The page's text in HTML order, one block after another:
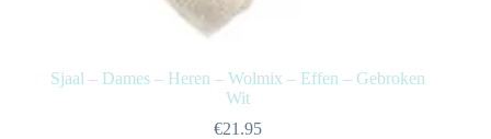
Sjaal – Dames – Heren – Wolmix – Effen – Gebroken
Wit
€21.95